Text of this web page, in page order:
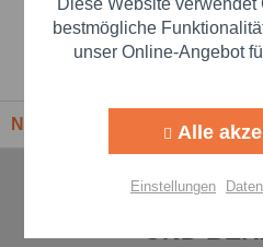
Beste
Newsletter
TELEFONISCHE
UND
Marketing
Personalisierung
bestmögliche
unser Online-Angebot
Alle
Einstellungen